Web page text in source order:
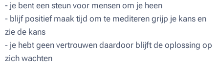
- je bent een steun voor mensen om je heen
- blijf positief maak tijd om te mediteren grijp je kans en
zie de kans
- je hebt geen vertrouwen daardoor blijft de oplossing op
zich wachten